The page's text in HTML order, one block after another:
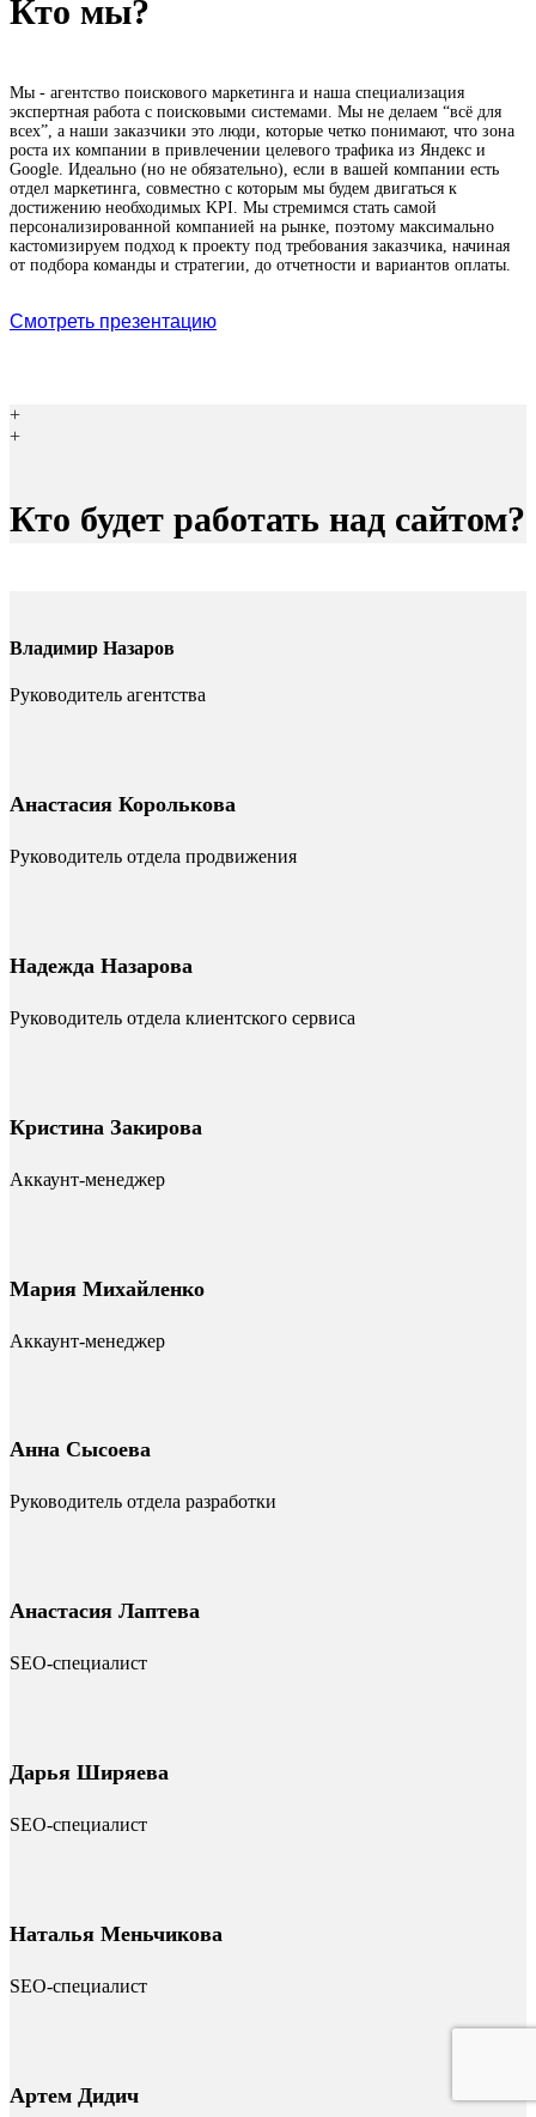
Кто мы?
Мы - агентство поискового маркетинга и наша специализация
экспертная работа с поисковыми системами. Мы не делаем “всё для
всех”, а наши заказчики это люди, которые четко понимают, что зона
роста их компании в привлечении целевого трафика из Яндекс и
Google. Идеально (но не обязательно), если в вашей компании есть
отдел маркетинга, совместно с которым мы будем двигаться к
достижению необходимых KPI. Мы стремимся стать самой
персонализированной компанией на рынке, поэтому максимально
кастомизируем подход к проекту под требования заказчика, начиная
от подбора команды и стратегии, до отчетности и вариантов оплаты.
Смотреть презентацию
+
+
Кто будет работать над сайтом?
Владимир Назаров
Руководитель агентства
Анастасия Королькова
Руководитель отдела продвижения
Надежда Назарова
Руководитель отдела клиентского сервиса
Кристина Закирова
Аккаунт-менеджер
Мария Михайленко
Аккаунт-менеджер
Анна Сысоева
Руководитель отдела разработки
Анастасия Лаптева
SEO-специалист
Дарья Ширяева
SEO-специалист
Наталья Меньчикова
SEO-специалист
Артем Дидич